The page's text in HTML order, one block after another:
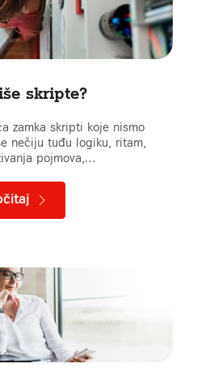
skripte?
zamka skripti koje nismo
nečiju tuđu logiku, ritam,
pojmova,…